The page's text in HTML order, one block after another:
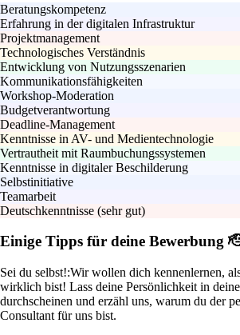
Beratungskompetenz
Erfahrung in der digitalen Infrastruktur
Projektmanagement
Technologisches Verständnis
Entwicklung von Nutzungsszenarien
Kommunikationsfähigkeiten
Workshop-Moderation
Budgetverantwortung
Deadline-Management
Kenntnisse in AV- und Medientechnologie
Vertrautheit mit Raumbuchungssystemen
Kenntnisse in digitaler Beschilderung
Selbstinitiative
Teamarbeit
Deutschkenntnisse (sehr gut)
Einige Tipps für deine Bewerbung
Sei du selbst!:Wir wollen dich kennenlernen,
wirklich bist! Lass deine Persönlichkeit in
durchscheinen und erzähl uns, warum du der
Consultant für uns bist.